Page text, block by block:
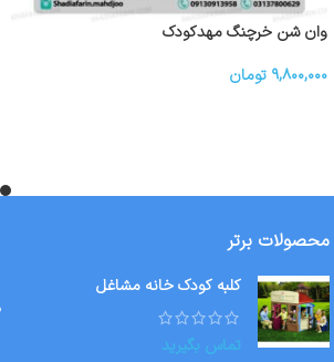
وان شن خرچنگ مهدکودک
۹,۸۰۰,۰۰۰ تومان
محصولات برتر
کلبه کودک خانه مشاغل
تماس بگیرید